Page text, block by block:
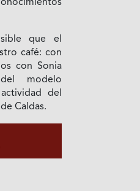
que el
café: con
con Sonia
modelo
del
Caldas.